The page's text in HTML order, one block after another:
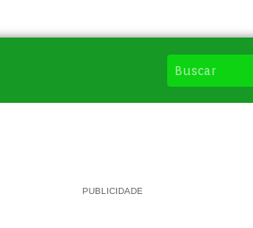
PUBLICIDADE